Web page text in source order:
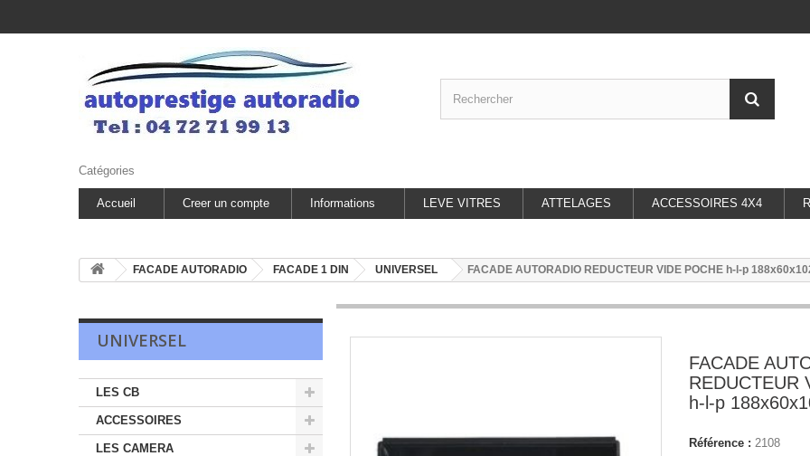
Catégories
Accueil Creer un compte Informations LEVE VITRES ATTELAGES ACCESSOIRES 4X4
FACADE AUTORADIO FACADE 1 DIN UNIVERSEL FACADE AUTORADIO REDUCTEUR VIDE POCHE h-l-p
UNIVERSEL
LES CB
ACCESSOIRES
LES CAMERA
FACADE
REDUCTEUR
h-l-p
Référence : 2108